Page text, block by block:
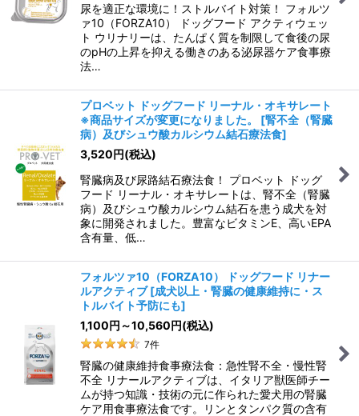
尿を適正な環境に！ストルバイト対策！ フォルツ
ァ10（FORZA10） ドッグフード アクティウェッ
ト ウリナリーは、たんぱく質を制限して食後の尿
のpHの上昇を抑える働きのある泌尿器ケア食事療
法…
プロベット ドッグフード リーナル・オキサレート
※商品サイズが変更になりました。
[腎不全（腎臓
病）及びシュウ酸カルシウム結石療法食]
3,520円(税込)
腎臓病及び尿路結石療法食！ プロベット ドッグ
フード リーナル・オキサレートは、腎不全（腎臓
病）及びシュウ酸カルシウム結石を患う成犬を対
象に開発されました。豊富なビタミンE、高いEPA
含有量、低…
フォルツァ10（FORZA10） ドッグフード リナー
ルアクティブ [成犬以上・腎臓の健康維持に・ス
トルバイト予防にも]
1,100円 ～10,560円(税込)
7件
腎臓の健康維持食事療法食：急性腎不全・慢性腎
不全 リナールアクティブは、イタリア獣医師チー
ムが持つ知識・技術の元に作られた愛犬用の腎臓
ケア用食事療法食です。リンとタンパク質の含有